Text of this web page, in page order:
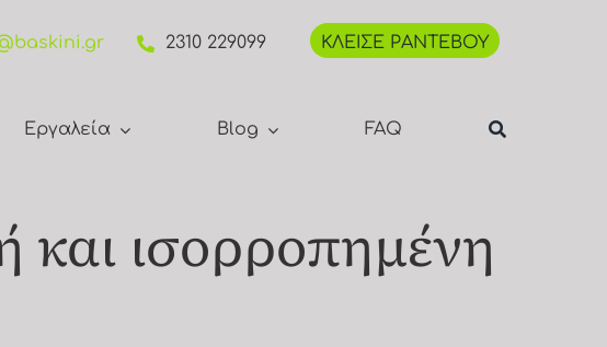
2310 229099 ΚΛΕΙΣΕ ΡΑΝΤΕΒΟΥ
Εργαλεία Blog FAQ
και ισορροπημένη